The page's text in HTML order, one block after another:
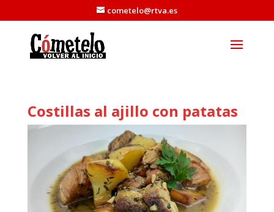
cometelo@rtva.es
Costillas al ajillo con patatas